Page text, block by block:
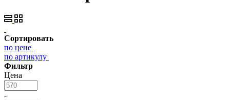
Сортировать
по цене
по артикулу
Фильтр
Цена
-